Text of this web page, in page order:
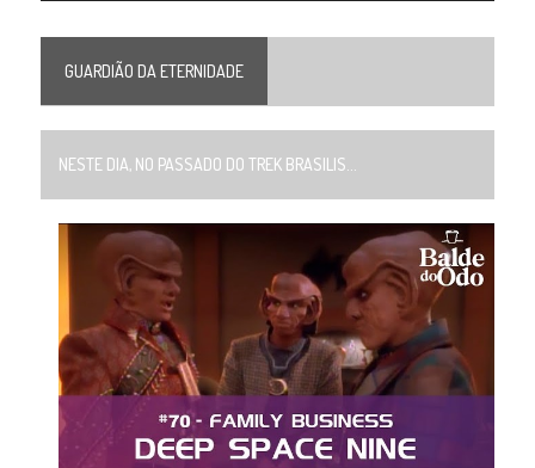
GUARDIÃO DA ETERNIDADE
NESTE DIA, NO PASSADO DO TREK BRASILIS...